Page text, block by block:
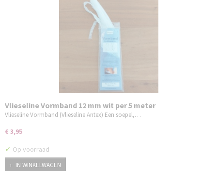
Vlieseline Vormband 12 mm wit per 5 meter
Vlieseline Vormband (Vlieseline Antex) Een soepel,…
€ 3,95
✓ Op voorraad
IN WINKELWAGEN